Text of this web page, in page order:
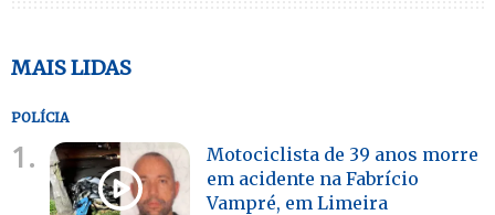
MAIS LIDAS
POLÍCIA
1.
Motociclista de 39 anos morre
em acidente na Fabrício
Vampré, em Limeira